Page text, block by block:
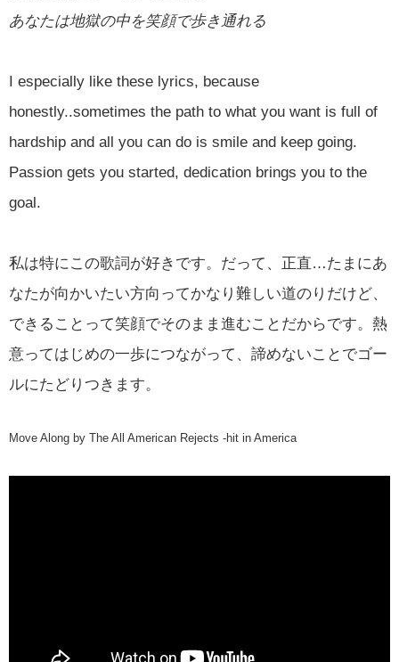
あなたは地獄の中を笑顔で歩き通れる
I especially like these lyrics, because
honestly..sometimes the path to what you want is full of
hardship and all you can do is smile and keep going.
Passion gets you started, dedication brings you to the
goal.
私は特にこの歌詞が好きです。だって、正直…たまにあ
なたが向かいたい方向ってかなり難しい道のりだけど、
できることって笑顔でそのまま進むことだからです。熱
意ってはじめの一歩につながって、諦めないことでゴー
ルにたどりつきます。
Move Along by The All American Rejects -hit in America